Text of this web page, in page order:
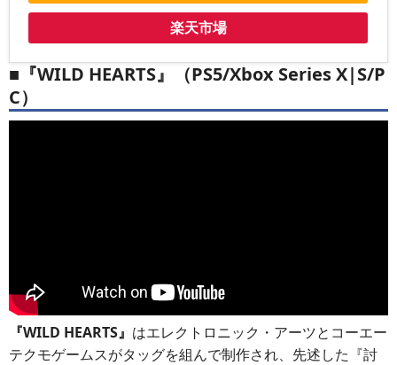
楽天市場
■『WILD HEARTS』（PS5/Xbox Series X|S/P
C）
『WILD HEARTS』 はエレクトロニック・アーツとコーエー
テクモゲームスがタッグを組んで制作され、先述した『討